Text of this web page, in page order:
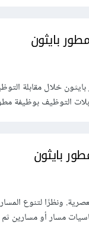
بايثون
خلال مقابلة
التوظيف بوظيفة
بايثون
ونظرًا لتنوع
مسار أو مسارين